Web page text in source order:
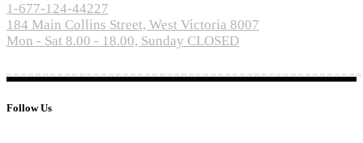
1-677-124-44227
184 Main Collins Street, West Victoria 8007
Mon - Sat 8.00 - 18.00, Sunday CLOSED
Follow Us